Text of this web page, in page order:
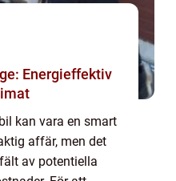
Energieffektiv
kan vara en smart
affär, men det
av potentiella